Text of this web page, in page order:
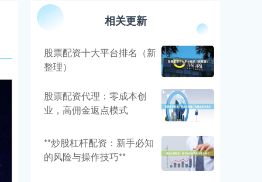
相关更新
股票配资十大平台排名（新
整理）
股票配资代理：零成本创
业，高佣金返点模式
**炒股杠杆配资：新手必知
的风险与操作技巧**